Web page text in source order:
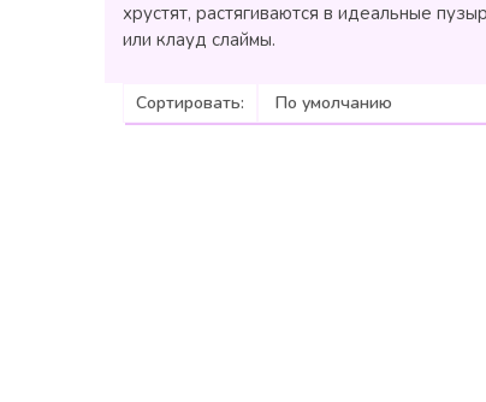
хрустят, растягиваются в идеальные
или клауд слаймы.
Сортировать: